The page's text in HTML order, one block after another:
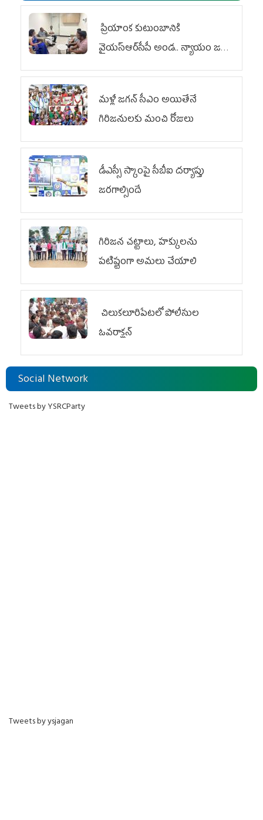
ప్రియాంక కుటుంబానికి
వైయ‌స్ఆర్‌సీపీ అండ.. న్యాయం జరిగే
వరకు పోరాటం
మళ్లీ జగన్ సీఎం అయితేనే
గిరిజనులకు మంచి రోజులు
డీఎస్సీ స్కాంపై సీబీఐ దర్యాప్తు
జరగాల్సిందే
గిరిజన చట్టాలు, హక్కులను
పటిష్టంగా అమలు చేయాలి
చిలుక‌లూరిపేట‌లో పోలీసుల
ఓవ‌రాక్ష‌న్‌
Social Network
Tweets by YSRCParty
Tweets by ysjagan